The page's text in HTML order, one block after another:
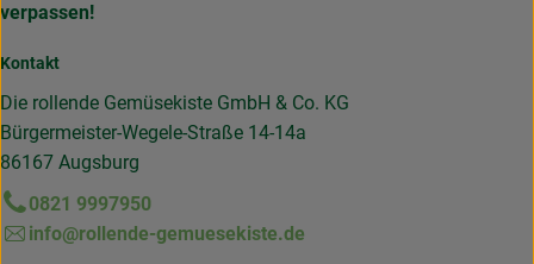
verpassen!
Kontakt
Die rollende Gemüsekiste GmbH & Co. KG
Bürgermeister-Wegele-Straße 14-14a
86167 Augsburg
0821 9997950
info@rollende-gemuesekiste.de